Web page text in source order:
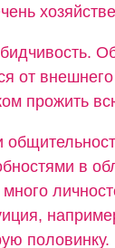
от
прожить
в
половинку.